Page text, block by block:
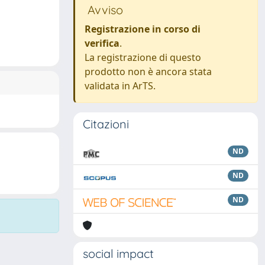
Avviso
Registrazione in corso di
verifica.
La registrazione di questo
prodotto non è ancora stata
validata in ArTS.
Citazioni
ND
ND
ND
social impact